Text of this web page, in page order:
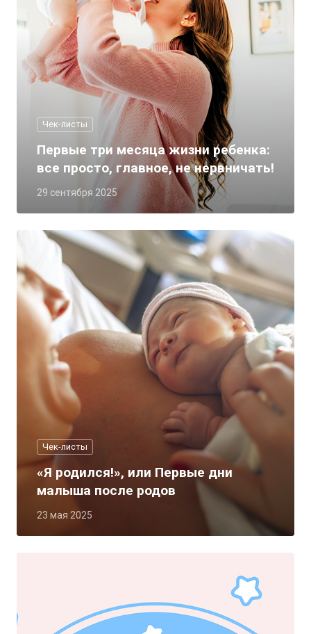
Чек-листы
29 сентября 2025
Первые три месяца жизни ребенка:
все просто, главное, не нервничать!
Чек-листы
23 мая 2025
«Я родился!», или Первые дни
малыша после родов